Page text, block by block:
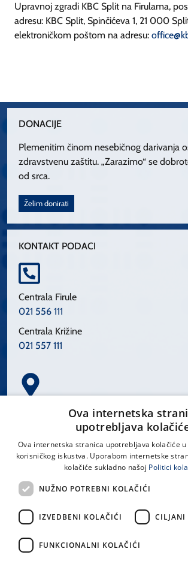
Upravnoj zgradi KBC Split na Firulama,
adresu: KBC Split, Spinčićeva 1, 21 000
elektroničkom poštom na adresu:
DONACIJE
Plemenitim činom nesebičnog darivanja
zdravstvenu zaštitu. „Zarazimo“ se
od srca.
Želim donirati
KONTAKT PODACI
Centrala Firule
021 556 111
Centrala Križine
021 557 111
Spinčićeva 1, 21000 Split
LINKOVI
Uvjeti korištenja
Ova internetska
upotrebljava
Ova internetska stranica upotrebljava kolačiće
korisničkog iskustva. Uporabom internetske
kolačiće sukladno našoj Politici
NUŽNO POTREBNI KOLAČIĆI
IZVEDBENI KOLAČIĆI CILJANI
FUNKCIONALNI KOLAČIĆI